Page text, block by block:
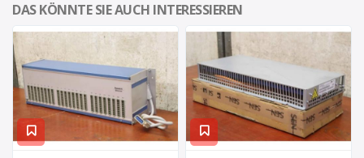
DAS KÖNNTE SIE AUCH INTERESSIEREN